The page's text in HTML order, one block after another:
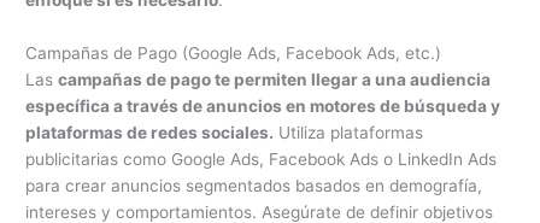
Campañas de Pago (Google Ads, Facebook Ads, etc.)
Lascampañas de pago te permiten llegar a una audiencia
específica a través de anuncios en motores de búsqueda y
plataformas de redes sociales. Utiliza plataformas
publicitarias como Google Ads, Facebook Ads o LinkedIn Ads
para crear anuncios segmentados basados en demografía,
intereses y comportamientos. Asegúrate de definir objetivos